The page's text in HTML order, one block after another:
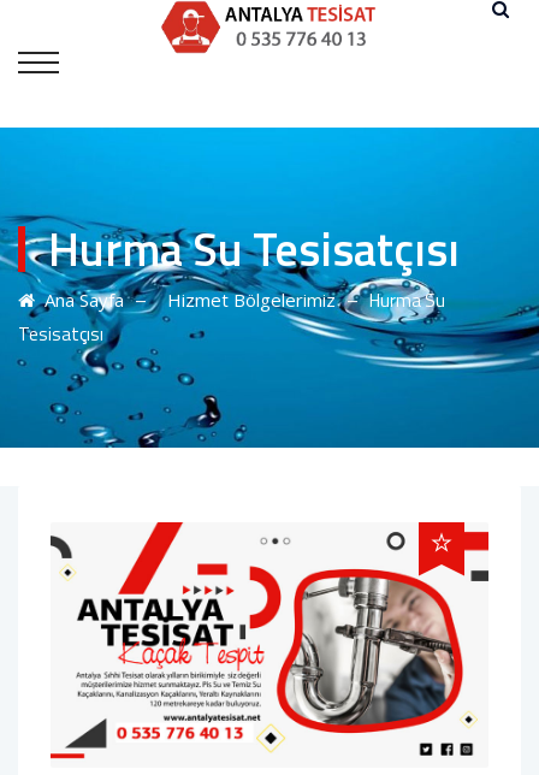
Hurma Su Tesisatçısı
Ana Sayfa–Hizmet Bölgelerimiz–Hurma Su
Tesisatçısı